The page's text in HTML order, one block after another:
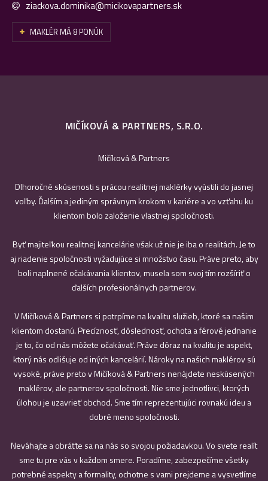
ziackova.dominika@micikovapartners.sk
MAKLÉR MÁ 8 PONÚK
MIČÍKOVÁ & PARTNERS, S.R.O.
Mičíková & Partners
Dlhoročné skúsenosti s prácou realitnej maklérky vyústili do jasnej
voľby. Ďalším a jediným správnym krokom v kariére a vo vzťahu ku
klientom bolo založenie vlastnej spoločnosti.
Byť majiteľkou realitnej kancelárie však už nie je iba o realitách. Je to
aj riadenie spoločnosti vyžadujúce si množstvo času. Práve preto, aby
boli naplnené očakávania klientov, musela som svoj tím rozšíriť o
ďalších profesionálnych partnerov.
V Mičíková & Partners si potrpíme na kvalitu služieb, ktoré sa našim
klientom dostanú. Precíznosť, dôslednosť, ochota a férové jednanie
je to, čo od nás môžete očakávať. Práve dôraz na kvalitu je aspekt,
ktorý nás odlišuje od iných kancelárií. Nároky na našich maklérov sú
vysoké, práve preto v Mičíková & Partners nenájdete neskúsených
maklérov, ale partnerov spoločnosti. Nie sme jednotlivci, ktorých
úlohou je uzavrieť obchod. Sme tím reprezentujúci rovnakú ideu a
dobré meno spoločnosti.
Neváhajte a obráťte sa na nás so svojou požiadavkou. Vo svete realít
sme tu pre vás v každom smere. Poradíme, zabezpečíme všetky
potrebné aspekty a formality, ochotne s vami prejdeme a vysvetlíme